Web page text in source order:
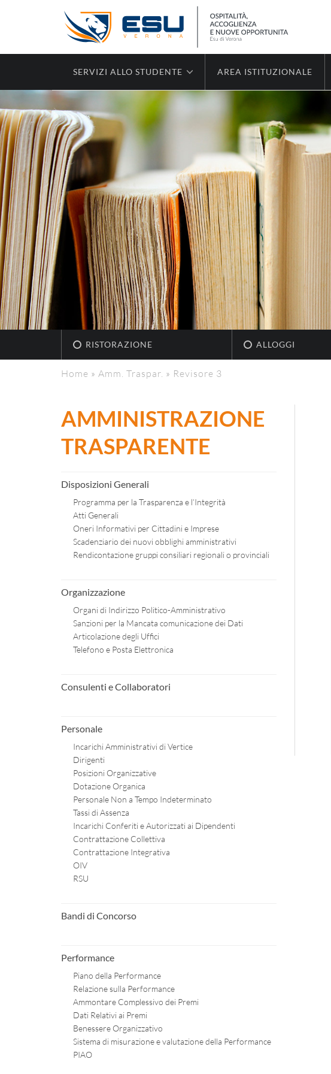
SERVIZI ALLO STUDENTE AREA ISTITUZIONALE
RISTORAZIONE ALLOGGI
Home » Amm. Traspar. » Revisore 3
AMMINISTRAZIONE
TRASPARENTE
Disposizioni Generali
Programma per la Trasparenza e l’Integrità
Atti Generali
Oneri Informativi per Cittadini e Imprese
Scadenziario dei nuovi obblighi amministrativi
Rendicontazione gruppi consiliari regionali o provinciali
Organizzazione
Organi di Indirizzo Politico-Amministrativo
Sanzioni per la Mancata comunicazione dei Dati
Articolazione degli Uffici
Telefono e Posta Elettronica
Consulenti e Collaboratori
Personale
Incarichi Amministrativi di Vertice
Dirigenti
Posizioni Organizzative
Dotazione Organica
Personale Non a Tempo Indeterminato
Tassi di Assenza
Incarichi Conferiti e Autorizzati ai Dipendenti
Contrattazione Collettiva
Contrattazione Integrativa
OIV
RSU
Bandi di Concorso
Performance
Piano della Performance
Relazione sulla Performance
Ammontare Complessivo dei Premi
Dati Relativi ai Premi
Benessere Organizzativo
Sistema di misurazione e valutazione della Performance
PIAO